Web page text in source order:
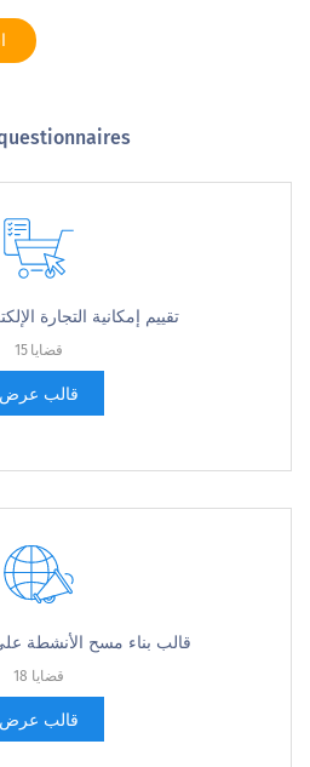
تقييم إمكانية التجارة
15 قضايا
قالب عرض
قالب بناء مسح الأنشطة
18 قضايا
قالب عرض